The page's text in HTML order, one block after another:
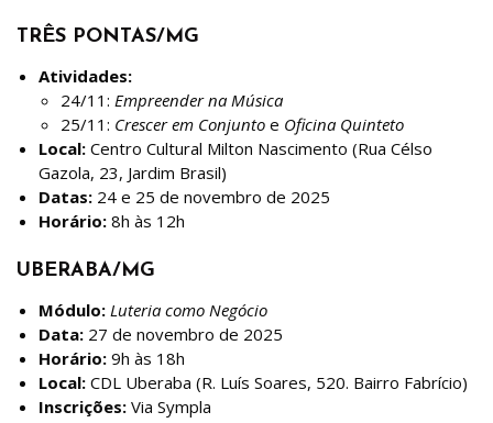
TRÊS PONTAS/MG
Atividades:
24/11: Empreender na Música
25/11: Crescer em Conjunto e Oficina Quinteto
Local: Centro Cultural Milton Nascimento (Rua Célso
Gazola, 23, Jardim Brasil)
Datas: 24 e 25 de novembro de 2025
Horário: 8h às 12h
UBERABA/MG
Módulo: Luteria como Negócio
Data: 27 de novembro de 2025
Horário: 9h às 18h
Local: CDL Uberaba (R. Luís Soares, 520. Bairro Fabrício)
Inscrições: Via Sympla